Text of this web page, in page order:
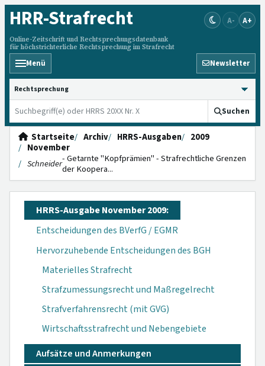
HRR-Strafrecht
Online-Zeitschrift und Rechtsprechungsdatenbank
für höchstrichterliche Rechtsprechung im Strafrecht
A- A+
Menü Newsletter
HRRS durchsuchen
Suchen
Startseite Archiv HRRS-Ausgaben
2009
November
Schneider- Getarnte "Kopfprämien" - Strafrechtliche Grenzen
der Koopera...
HRRS-Ausgabe November 2009:
Entscheidungen des BVerfG / EGMR
Hervorzuhebende Entscheidungen des BGH
Materielles Strafrecht
Strafzumessungsrecht und Maßregelrecht
Strafverfahrensrecht (mit GVG)
Wirtschaftsstrafrecht und Nebengebiete
Aufsätze und Anmerkungen